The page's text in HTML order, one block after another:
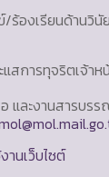
ร้องเรียนด้านวินั
แสการทุจริตเจ้า
และงานสารบรร
นเว็บไซต์